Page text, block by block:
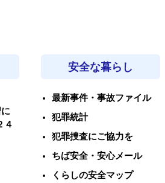
４
安全な暮らし
最新事件・事故ファイル
犯罪統計
犯罪捜査にご協力を
ちば安全・安心メール
くらしの安全マップ